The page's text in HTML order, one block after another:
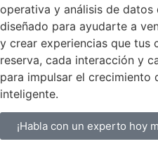
operativa y análisis de datos
diseñado para ayudarte a
y crear experiencias que tus
reserva, cada interacción y
para impulsar el crecimiento
inteligente.
¡Habla con un experto hoy